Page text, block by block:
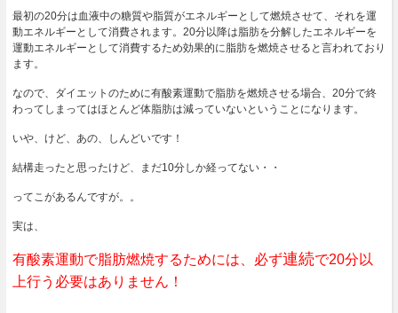
最初の20分は血液中の糖質や脂質がエネルギーとして燃焼させて、それを運
動エネルギーとして消費されます。20分以降は脂肪を分解したエネルギーを
運動エネルギーとして消費するため効果的に脂肪を燃焼させると言われており
ます。
なので、ダイエットのために有酸素運動で脂肪を燃焼させる場合、20分で終
わってしまってはほとんど体脂肪は減っていないということになります。
いや、けど、あの、しんどいです！
結構走ったと思ったけど、まだ10分しか経ってない・・
ってこがあるんですが。。
実は、
有酸素運動で脂肪燃焼するためには、必ず連続で20分以
上行う必要はありません！